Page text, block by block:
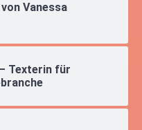
Vanessa
Texterin für